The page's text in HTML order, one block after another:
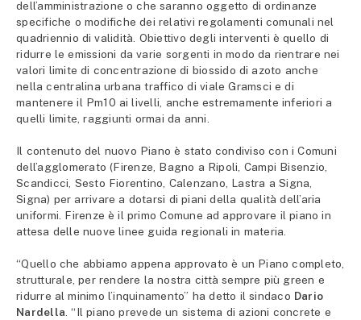
dell’amministrazione o che saranno oggetto di ordinanze
specifiche o modifiche dei relativi regolamenti comunali nel
quadriennio di validità. Obiettivo degli interventi è quello di
ridurre le emissioni da varie sorgenti in modo da rientrare nei
valori limite di concentrazione di biossido di azoto anche
nella centralina urbana traffico di viale Gramsci e di
mantenere il Pm10 ai livelli, anche estremamente inferiori a
quelli limite, raggiunti ormai da anni.
Il contenuto del nuovo Piano è stato condiviso con i Comuni
dell’agglomerato (Firenze, Bagno a Ripoli, Campi Bisenzio,
Scandicci, Sesto Fiorentino, Calenzano, Lastra a Signa,
Signa) per arrivare a dotarsi di piani della qualità dell’aria
uniformi. Firenze è il primo Comune ad approvare il piano in
attesa delle nuove linee guida regionali in materia.
“Quello che abbiamo appena approvato è un Piano completo,
strutturale, per rendere la nostra città sempre più green e
ridurre al minimo l’inquinamento” ha detto il sindaco Dario
Nardella . “Il piano prevede un sistema di azioni concrete e